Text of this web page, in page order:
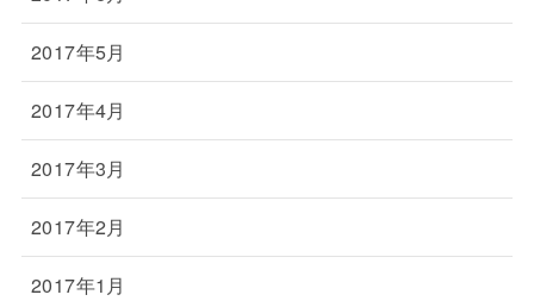
2017年5月
2017年4月
2017年3月
2017年2月
2017年1月